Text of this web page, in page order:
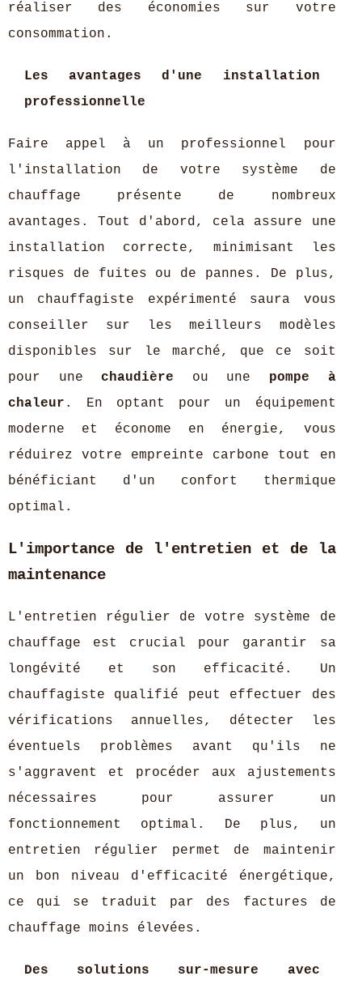
réaliser des économies sur votre
consommation.
Les avantages d'une installation
professionnelle
Faire appel à un professionnel pour
l'installation de votre système de
chauffage présente de nombreux
avantages. Tout d'abord, cela assure une
installation correcte, minimisant les
risques de fuites ou de pannes. De plus,
un chauffagiste expérimenté saura vous
conseiller sur les meilleurs modèles
disponibles sur le marché, que ce soit
pour unechaudière ou une pompe à
chaleur . En optant pour un équipement
moderne et économe en énergie, vous
réduirez votre empreinte carbone tout en
bénéficiant d'un confort thermique
optimal.
L'importance de l'entretien et de la
maintenance
L'entretien régulier de votre système de
chauffage est crucial pour garantir sa
longévité et son efficacité. Un
chauffagiste qualifié peut effectuer des
vérifications annuelles, détecter les
éventuels problèmes avant qu'ils ne
s'aggravent et procéder aux ajustements
nécessaires pour assurer un
fonctionnement optimal. De plus, un
entretien régulier permet de maintenir
un bon niveau d'efficacité énergétique,
ce qui se traduit par des factures de
chauffage moins élevées.
Des solutions sur-mesure avec